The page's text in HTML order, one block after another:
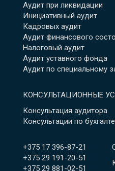
Аудит при ликвидации
Инициативный аудит
Кадровых аудит
Аудит финансового
Налоговый аудит
Аудит уставного фонда
Аудит по специальному
КОНСУЛЬТАЦИОННЫЕ
Консультация аудитора
Консультации по
+375 17 396-87-21
+375 29 191-20-51
+375 29 881-02-51